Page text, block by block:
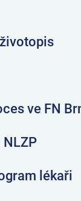
ve FN
lékaři